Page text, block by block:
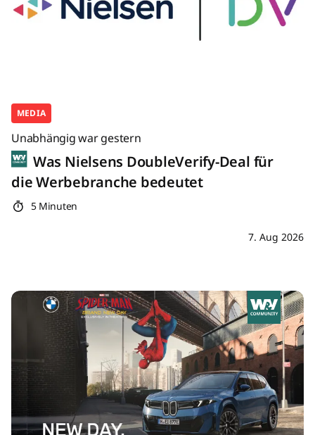
MEDIA
Unabhängig war gestern
Was Nielsens DoubleVerify-Deal für
die Werbebranche bedeutet
5 Minuten
7. Aug 2026